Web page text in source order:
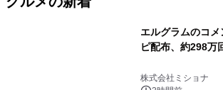
エルグラムのコ
ピ配布、約298万
株式会社ミショナ